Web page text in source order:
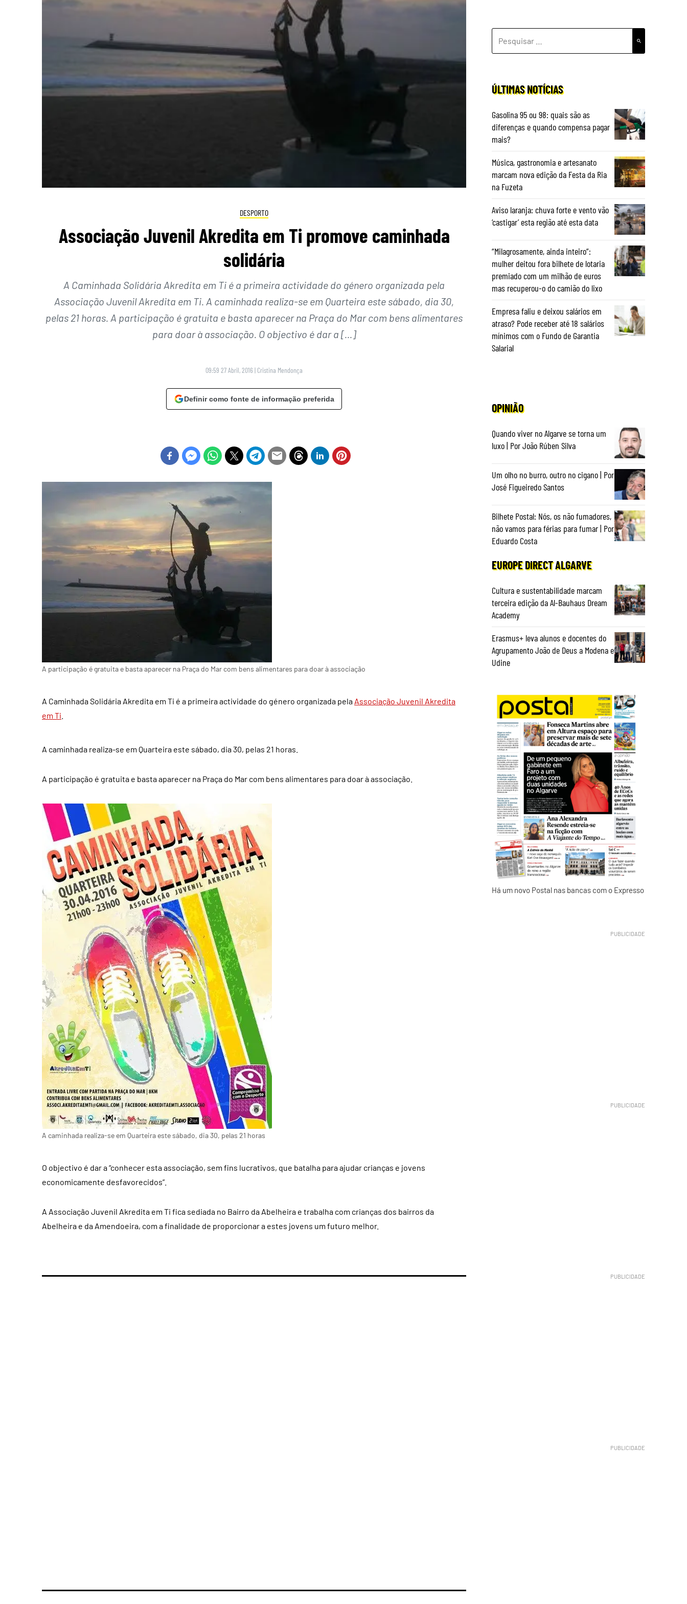
DESPORTO
Associação Juvenil Akredita em Ti promove caminhada
solidária
A Caminhada Solidária Akredita em Ti é a primeira actividade do género organizada pela
Associação Juvenil Akredita em Ti. A caminhada realiza-se em Quarteira este sábado, dia 30,
pelas 21 horas. A participação é gratuita e basta aparecer na Praça do Mar com bens alimentares
para doar à associação. O objectivo é dar a […]
09:59 27 Abril, 2016 | Cristina Mendonça
Definir como fonte de informação preferida
A participação é gratuita e basta aparecer na Praça do Mar com bens alimentares para doar à associação
A Caminhada Solidária Akredita em Ti é a primeira actividade do género organizada pela Associação Juvenil Akredita
em Ti
A caminhada realiza-se em Quarteira este sábado, dia 30, pelas 21 horas.
A participação é gratuita e basta aparecer na Praça do Mar com bens alimentares para doar à associação.
A caminhada realiza-se em Quarteira este sábado, dia 30, pelas 21 horas
O objectivo é dar a “conhecer esta associação, sem fins lucrativos, que batalha para ajudar crianças e jovens
economicamente desfavorecidos”.
A Associação Juvenil Akredita em Ti fica sediada no Bairro da Abelheira e trabalha com crianças dos bairros da
Abelheira e da Amendoeira, com a finalidade de proporcionar a estes jovens um futuro melhor.
POR:
ÚLTIMAS NOTÍCIAS
Gasolina 95 ou 98: quais são as
diferenças e quando compensa pagar
mais?
Música, gastronomia e artesanato
marcam nova edição da Festa da Ria
na Fuzeta
Aviso laranja: chuva forte e vento vão
‘castigar’ esta região até esta data
“Milagrosamente, ainda inteiro”:
mulher deitou fora bilhete de lotaria
premiado com um milhão de euros
mas recuperou-o do camião do lixo
Empresa faliu e deixou salários em
atraso? Pode receber até 18 salários
mínimos com o Fundo de Garantia
Salarial
OPINIÃO
Quando viver no Algarve se torna um
luxo | Por João Rúben Silva
Um olho no burro, outro no cigano | Por
José Figueiredo Santos
Bilhete Postal: Nós, os não fumadores,
não vamos para férias para fumar | Por
Eduardo Costa
EUROPE DIRECT ALGARVE
Cultura e sustentabilidade marcam
terceira edição da Al-Bauhaus Dream
Academy
Erasmus+ leva alunos e docentes do
Agrupamento João de Deus a Modena e
Udine
Há um novo Postal nas bancas com o Expresso